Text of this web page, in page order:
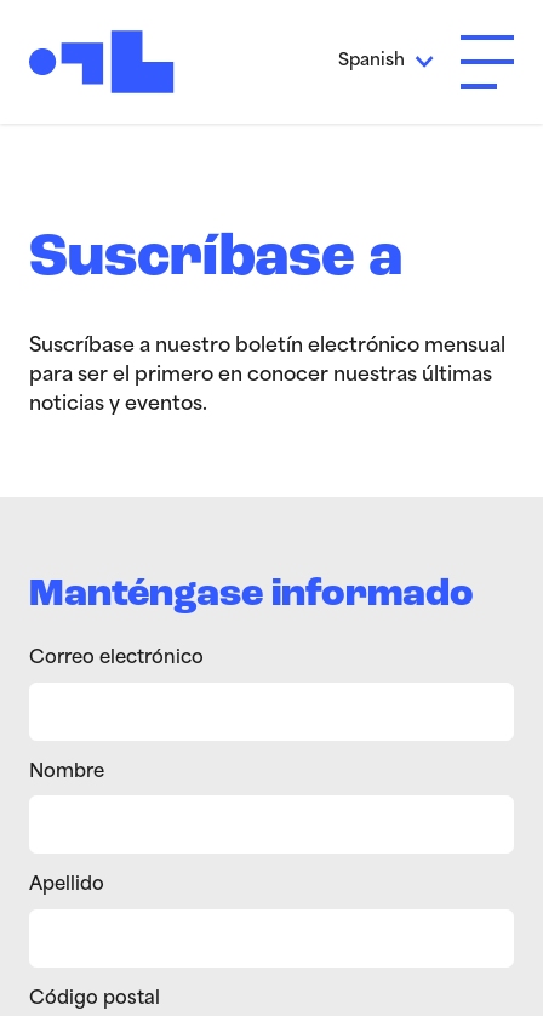
Spanish Abrir
Suscríbase a
Suscríbase a nuestro boletín electrónico mensual
para ser el primero en conocer nuestras últimas
noticias y eventos.
Manténgase informado
Correo electrónico
Nombre
Apellido
Código postal